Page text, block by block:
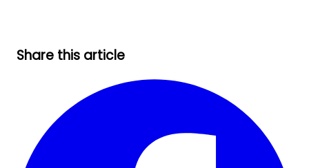
Share this article